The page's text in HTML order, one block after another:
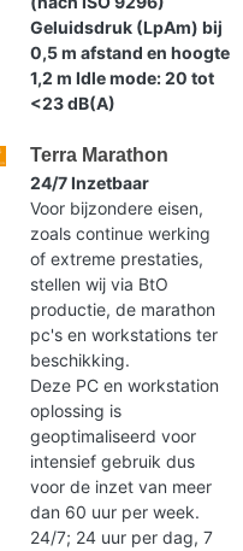
Geluidsdruk (LpAm) bij
0,5 m afstand en hoogte
1,2 m Idle mode: 20 tot
<23 dB(A)
Terra Marathon
24/7 Inzetbaar
Voor bijzondere eisen,
zoals continue werking
of extreme prestaties,
stellen wij via BtO
productie, de marathon
pc's en workstations ter
beschikking.
Deze PC en workstation
oplossing is
geoptimaliseerd voor
intensief gebruik dus
voor de inzet van meer
dan 60 uur per week.
24/7; 24 uur per dag, 7